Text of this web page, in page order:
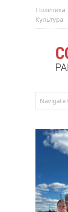
Политика
Культура